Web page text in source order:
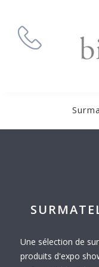
Une sélection de
produits d'expo